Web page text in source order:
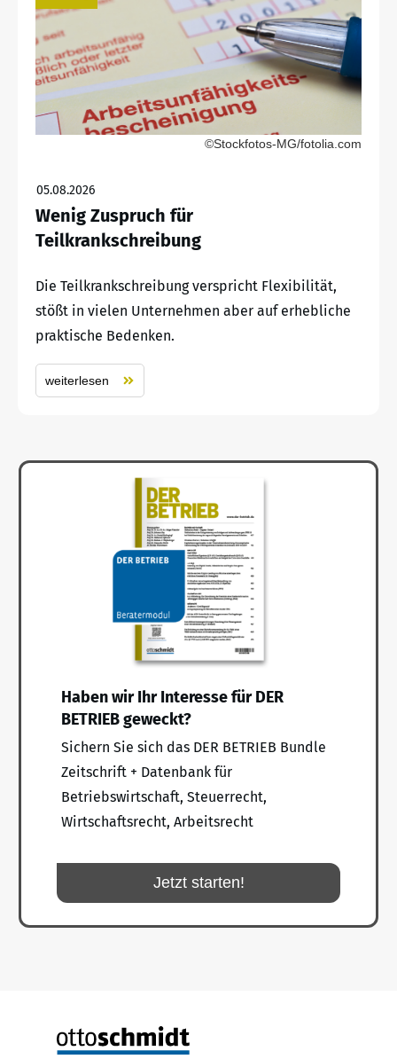
©Stockfotos-MG/fotolia.com
05.08.2026
Wenig Zuspruch für
Teilkrankschreibung
Die Teilkrankschreibung verspricht Flexibilität,
stößt in vielen Unternehmen aber auf erhebliche
praktische Bedenken.
weiterlesen
Haben wir Ihr Interesse für DER
BETRIEB geweckt?
Sichern Sie sich das DER BETRIEB Bundle
Zeitschrift + Datenbank für
Betriebswirtschaft, Steuerrecht,
Wirtschaftsrecht, Arbeitsrecht
Jetzt starten!